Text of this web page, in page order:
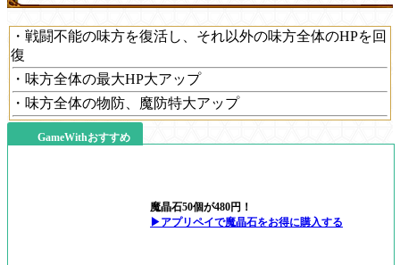
・戦闘不能の味方を復活し、それ以外の味方全体のHPを回
復
・味方全体の最大HP大アップ
・味方全体の物防、魔防特大アップ
GameWithおすすめ
魔晶石50個が480円！
▶アプリペイで魔晶石をお得に購入する